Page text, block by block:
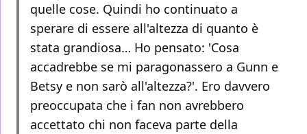
quelle cose. Quindi ho continuato a
sperare di essere all'altezza di quanto è
stata grandiosa… Ho pensato: 'Cosa
accadrebbe se mi paragonassero a Gunn e
Betsy e non sarò all'altezza?'. Ero davvero
preoccupata che i fan non avrebbero
accettato chi non faceva parte della